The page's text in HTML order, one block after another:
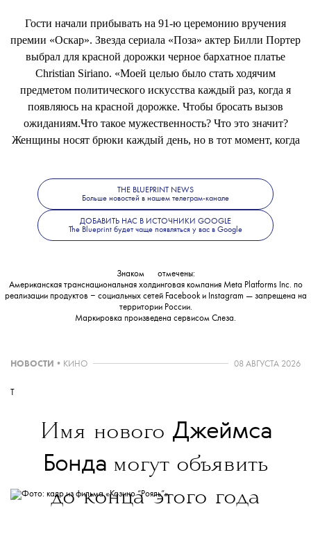
Гости начали прибывать на 91-ю церемонию вручения
премии «Оскар». Звезда сериала «Поза» актер Билли Портер
выбрал для красной дорожки черное бархатное платье
Christian Siriano. «Моей целью было стать ходячим
предметом политического искусства каждый раз, когда я
появляюсь на красной дорожке. Чтобы бросать вызов
ожиданиям.Что такое мужественность? Что это значит?
Женщины носят брюки каждый день, но в тот момент, когда
THE BLUEPRINT NEWS
Больше новостей в нашем телеграм-канале
ДОБАВИТЬ НАС В ИСТОЧНИКИ GOOGLE
The Blueprint будет чаще появляться у вас в Google
Знаком
отмечены:
Американская транснациональная холдинговая компания Meta Platforms Inc. по
реализации продуктов ‒ социальных сетей Facebook и Instagram — запрещена на
территории России.
Маркировка произведена сервисом Слеза.
НОВОСТИ • КИНО 08 АВГУСТА 2026
T
Имя нового Джеймса
Бонда могут объявить
до конца этого года